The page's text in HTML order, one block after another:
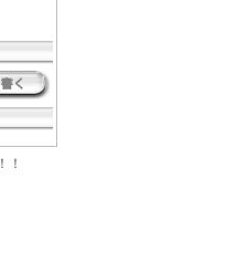
！